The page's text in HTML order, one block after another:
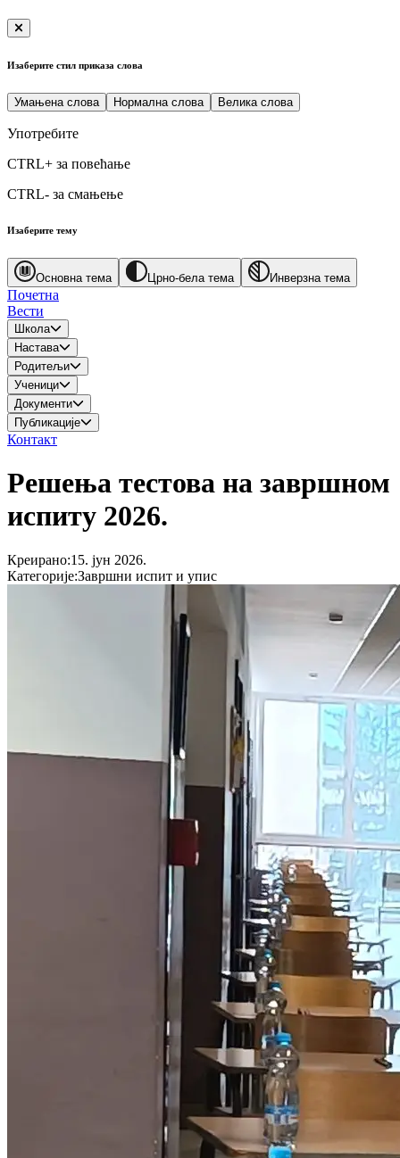
Изаберите стил приказа слова
Умањена слова Нормална слова Велика слова
Употребите
CTRL+ за повећање
CTRL- за смањење
Изаберите тему
Основна тема Црно-бела тема Инверзна тема
Почетна
Вести
Школа
Настава
Родитељи
Ученици
Документи
Публикације
Контакт
Решења тестова на завршном
испиту 2026.
Креирано:15. јун 2026.
Категорије:Завршни испит и упис